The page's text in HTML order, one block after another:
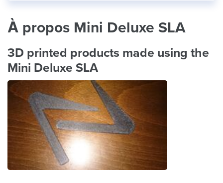
À propos Mini Deluxe SLA
3D printed products made using the
Mini Deluxe SLA